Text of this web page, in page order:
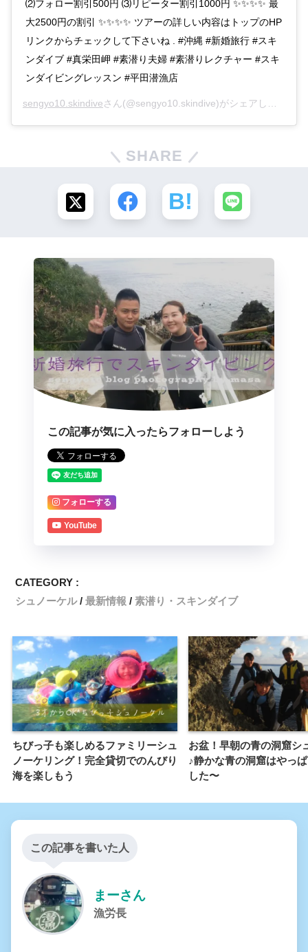
⑵フォロー割引500円 ⑶リピーター割引1000円 ✨✨✨✨ 最
大2500円の割引 ✨✨✨✨ ツアーの詳しい内容はトップのHP
リンクからチェックして下さいね . #沖縄 #新婚旅行 #スキ
ンダイブ #真栄田岬 #素潜り夫婦 #素潜りレクチャー #スキ
ンダイビングレッスン #平田潜漁店
sengyo10.skindiveさん(@sengyo10.skindive)がシェアした投稿 –
SHARE
この記事が気に入ったらフォローしよう
フォローする
YouTube
CATEGORY :
シュノーケル
最新情報 素潜り・スキンダイブ
ちびっ子も楽しめるファミリーシュ
ノーケリング！完全貸切でのんびり
海を楽しもう
お盆！早朝の青の洞窟シ
♪静かな青の洞窟はやっ
した〜
この記事を書いた人
まーさん
漁労長